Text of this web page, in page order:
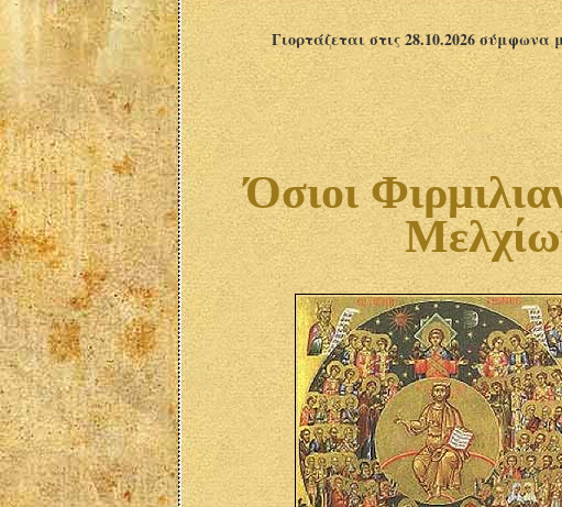
Γιορτάζεται στις 28.10.2026 σύμφωνα
Όσιοι